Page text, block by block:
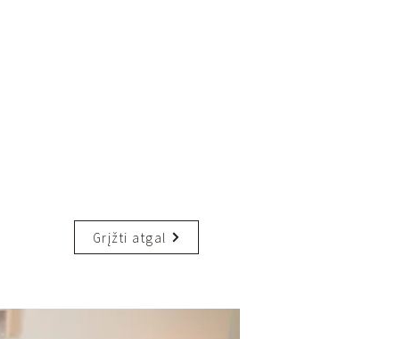
Grįžti atgal